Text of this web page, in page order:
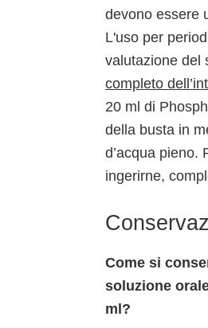
devono essere
L'uso per
valutazione del
completo
20 ml di
della busta in
d’acqua pieno.
ingerirne,
Come si
soluzione
ml?